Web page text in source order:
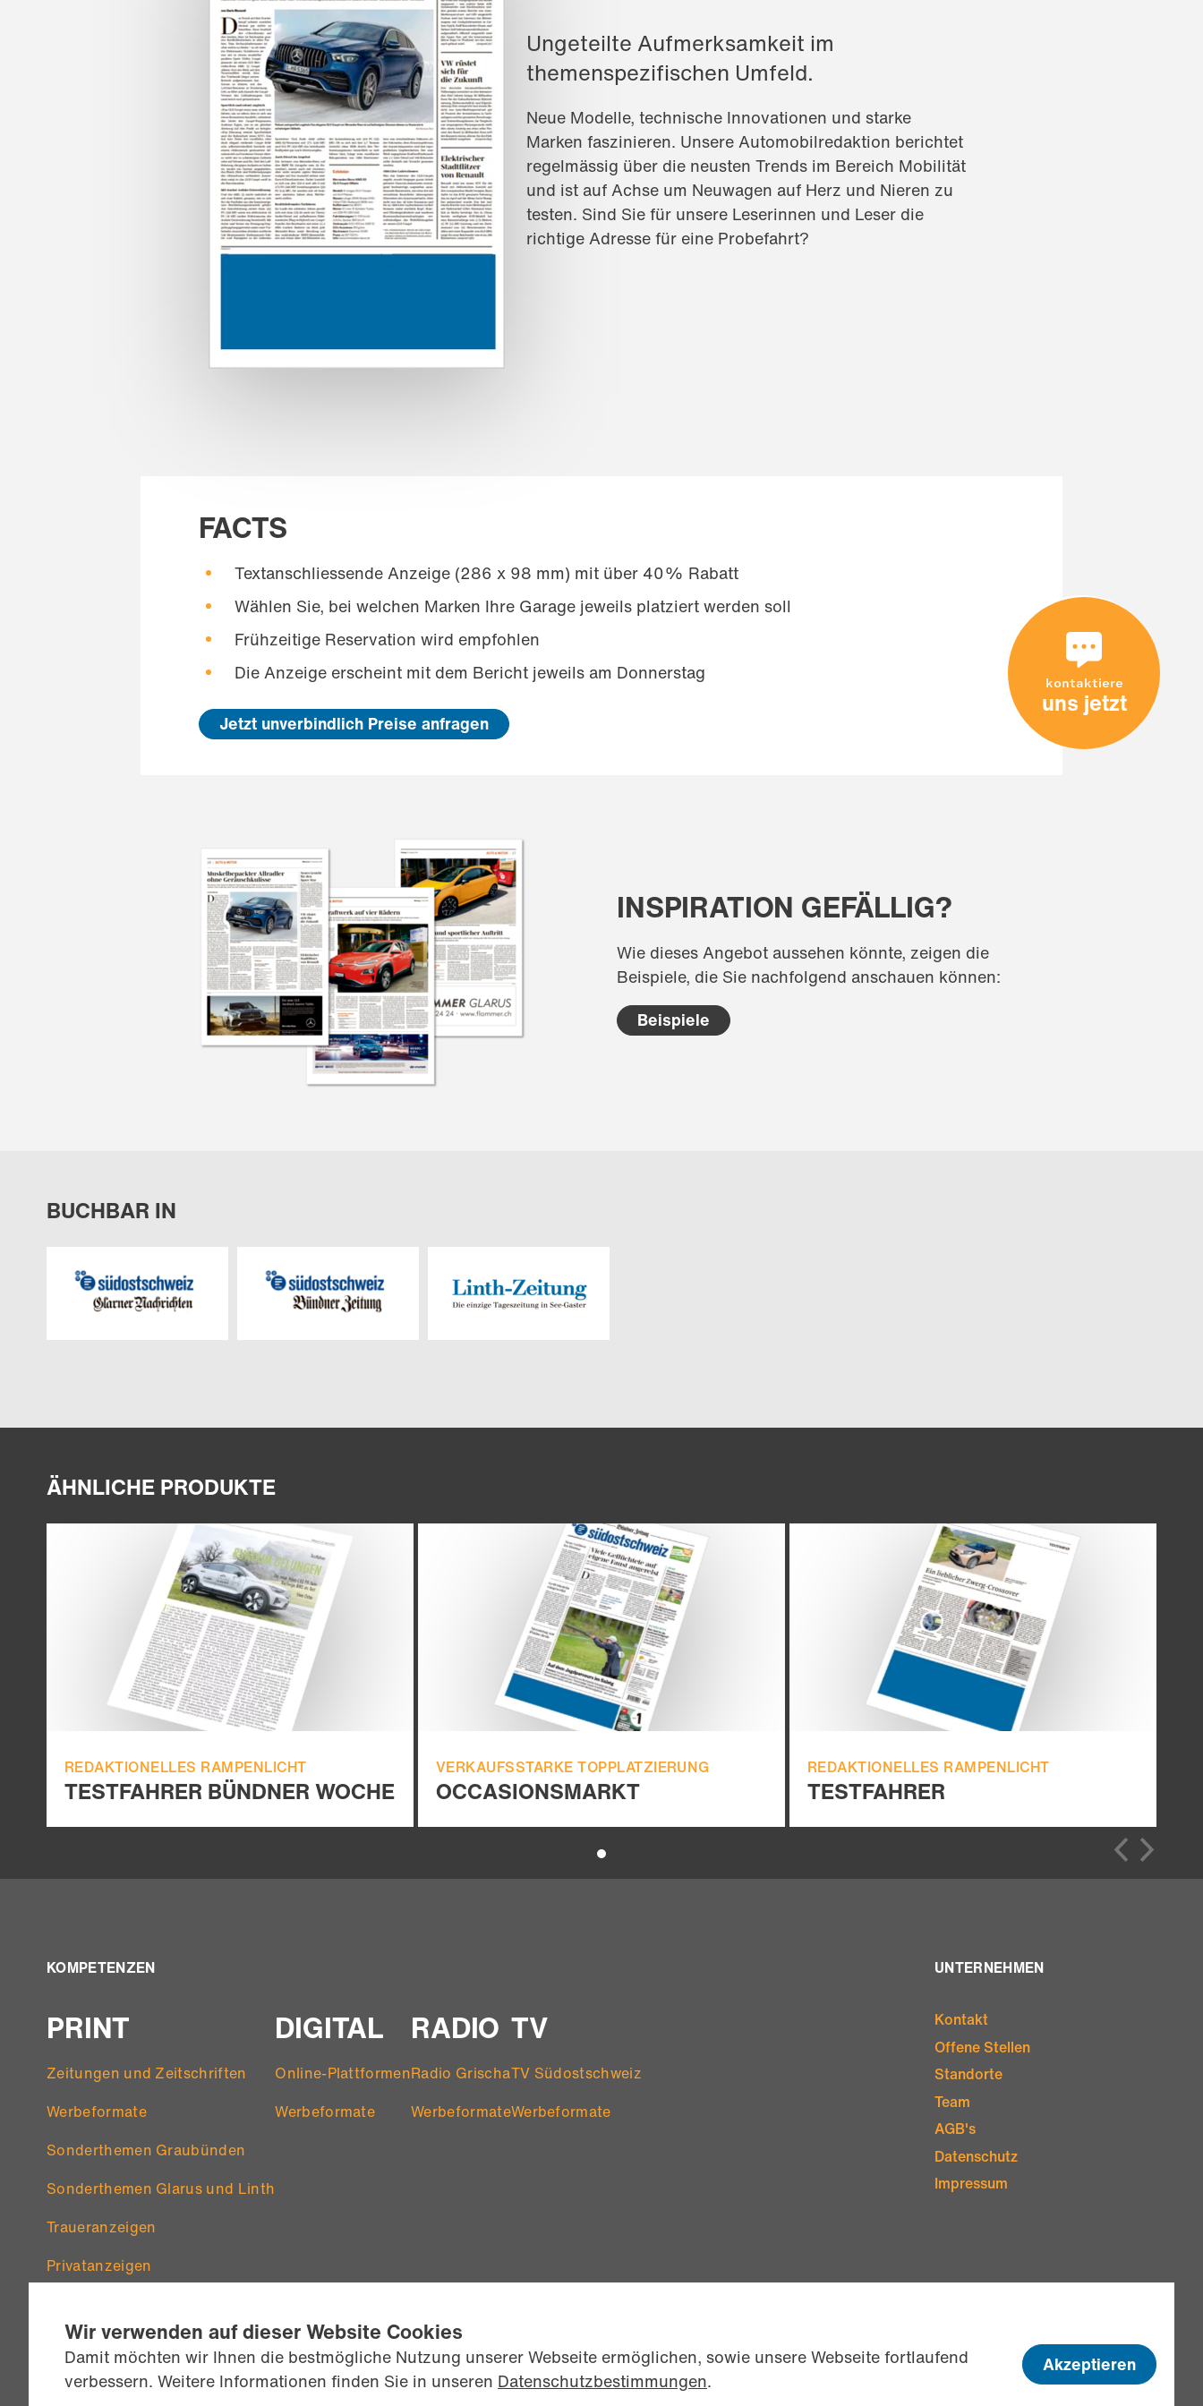
Ungeteilte Aufmerksamkeit im
themenspezifischen Umfeld.
Neue Modelle, technische Innovationen und starke
Marken faszinieren. Unsere Automobilredaktion berichtet
regelmässig über die neusten Trends im Bereich Mobilität
und ist auf Achse um Neuwagen auf Herz und Nieren zu
testen. Sind Sie für unsere Leserinnen und Leser die
richtige Adresse für eine Probefahrt?
FACTS
Textanschliessende Anzeige (286 x 98 mm) mit über 40% Rabatt
Wählen Sie, bei welchen Marken Ihre Garage jeweils platziert werden soll
Frühzeitige Reservation wird empfohlen
Die Anzeige erscheint mit dem Bericht jeweils am Donnerstag
Jetzt unverbindlich Preise anfragen
INSPIRATION GEFÄLLIG?
Wie dieses Angebot aussehen könnte, zeigen die
Beispiele, die Sie nachfolgend anschauen können:
Beispiele
BUCHBAR IN
ÄHNLICHE PRODUKTE
REDAKTIONELLES RAMPENLICHT
TESTFAHRER BÜNDNER WOCHE
VERKAUFSSTARKE TOPPLATZIERUNG
OCCASIONSMARKT
REDAKTIONELLES RAMPENLICHT
TESTFAHRER
kontaktiere
uns jetzt
KOMPETENZEN
PRINT
Zeitungen und Zeitschriften
Werbeformate
Sonderthemen Graubünden
Sonderthemen Glarus und Linth
Traueranzeigen
Privatanzeigen
DIGITAL
Online-Plattformen
Werbeformate
RADIO
Radio Grischa
Werbeformate
TV
TV Südostschweiz
Werbeformate
UNTERNEHMEN
Kontakt
Offene Stellen
Standorte
Team
AGB's
Datenschutz
Impressum
Wir verwenden auf dieser Website Cookies
Damit möchten wir Ihnen die bestmögliche Nutzung unserer Webseite ermöglichen, sowie unsere Webseite fortlaufend
verbessern. Weitere Informationen finden Sie in unseren Datenschutzbestimmungen.
Akzeptieren